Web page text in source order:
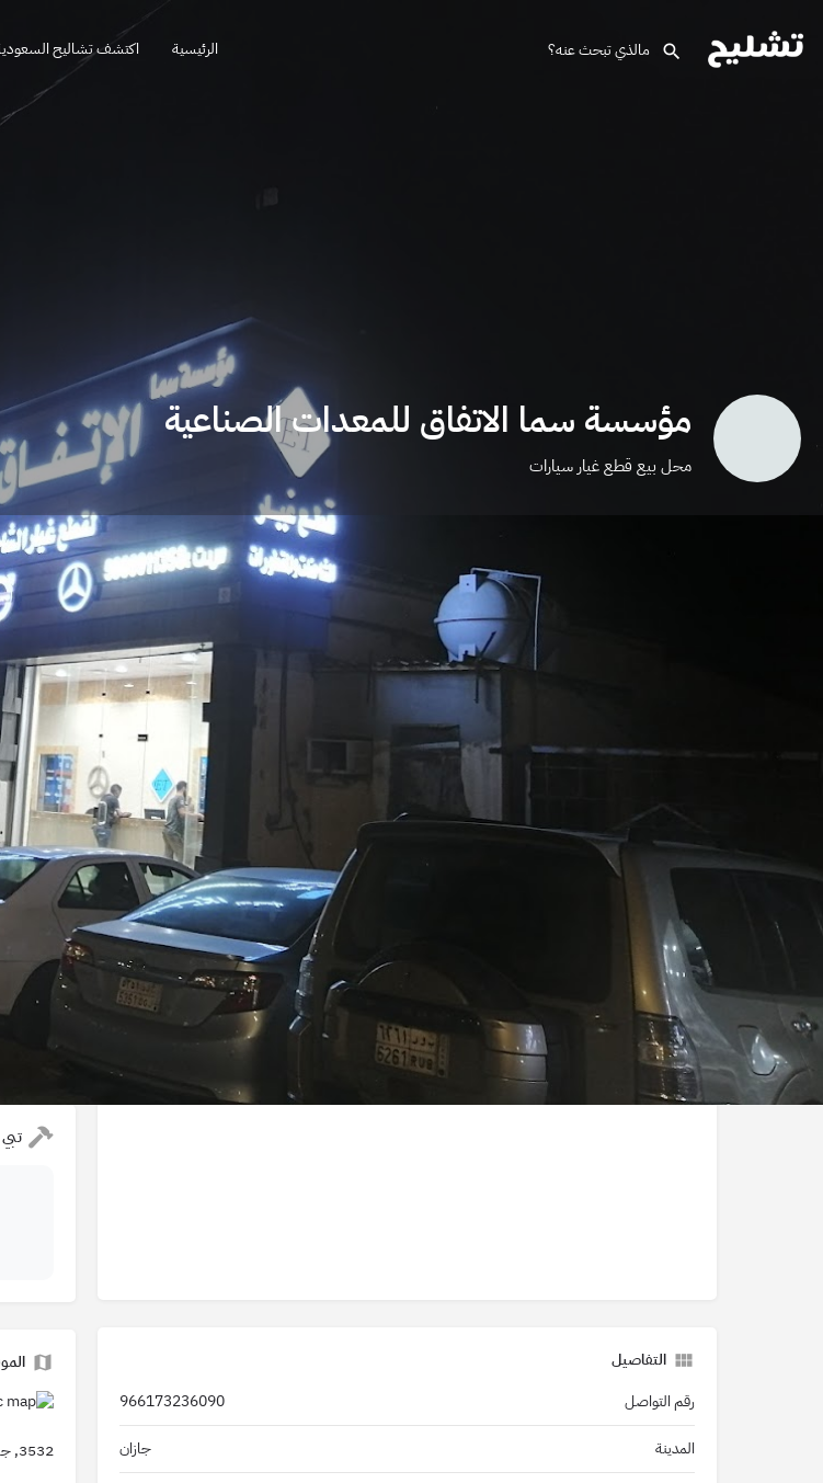
الرئيسية اكتشف تشاليح
مؤسسة سما الاتفاق للمعدات الصناعية
محل بيع قطع غيار سيارات
المعلومات والموقع
واتس آب اطلب قطعة من محلات قطع الغيار
مؤسسة سما الاتفاق للمعدات الصناعية في مدينة جازان لبيع قطع غيار سيارات
تقييم العملاء له في خرائط قوقل هو
تقييمات العملاء
اعلان
التفاصيل
رقم التواصل
966173236090
المدينة جازان 3532, جازان 82621